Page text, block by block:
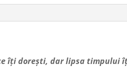
îți dorești, dar lipsa timpului